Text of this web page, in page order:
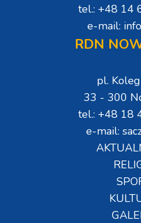
tel.: +48 14
e-mail:
RDN
pl.
33 - 300
tel.: +48 18
e-mail: